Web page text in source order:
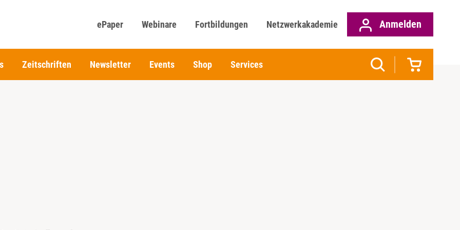
ePaper Webinare Fortbildungen Netzwerkakademie Anmelden
Zeitschriften Newsletter Events Shop Services